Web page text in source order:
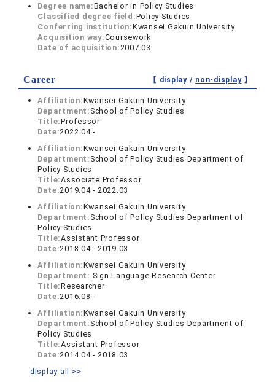
Degree name:Bachelor in Policy Studies
Classified degree field:Policy Studies
Conferring institution:Kwansei Gakuin University
Acquisition way:Coursework
Date of acquisition: 2007.03
Career 【 display / non-display】
Affiliation:Kwansei Gakuin University
Department: School of Policy Studies
Title:Professor
Date:2022.04 -
Affiliation:Kwansei Gakuin University
Department: School of Policy Studies Department of
Policy Studies
Title:Associate Professor
Date:2019.04 - 2022.03
Affiliation:Kwansei Gakuin University
Department: School of Policy Studies Department of
Policy Studies
Title:Assistant Professor
Date:2018.04 - 2019.03
Affiliation:Kwansei Gakuin University
Department: Sign Language Research Center
Title:Researcher
Date:2016.08 -
Affiliation:Kwansei Gakuin University
Department: School of Policy Studies Department of
Policy Studies
Title:Assistant Professor
Date:2014.04 - 2018.03
display all >>